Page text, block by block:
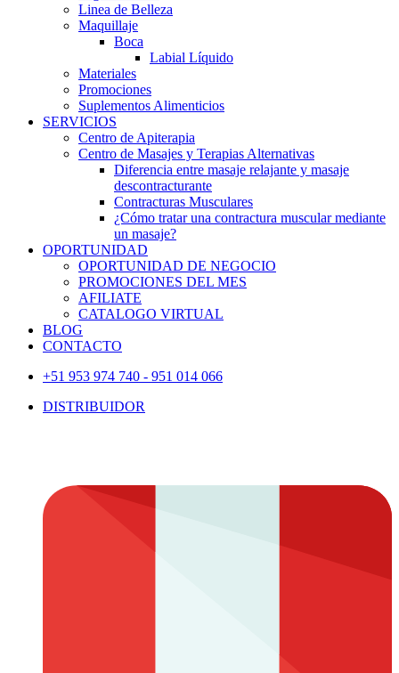
Linea de Belleza
Maquillaje
Boca
Labial Líquido
Materiales
Promociones
Suplementos Alimenticios
SERVICIOS
Centro de Apiterapia
Centro de Masajes y Terapias Alternativas
Diferencia entre masaje relajante y masaje
descontracturante
Contracturas Musculares
¿Cómo tratar una contractura muscular mediante
un masaje?
OPORTUNIDAD
OPORTUNIDAD DE NEGOCIO
PROMOCIONES DEL MES
AFILIATE
CATALOGO VIRTUAL
BLOG
CONTACTO
+51 953 974 740 - 951 014 066
DISTRIBUIDOR